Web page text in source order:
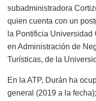
subadministradora
quien cuenta con un
la Pontificia
en Administración de
Turísticas, de la
En la ATP, Durán ha
general (2019 a la